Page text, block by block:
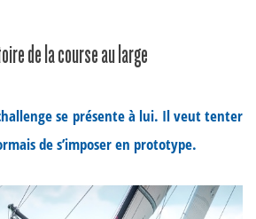
de la course au large
se présente à lui. Il veut tenter
de s’imposer en prototype.